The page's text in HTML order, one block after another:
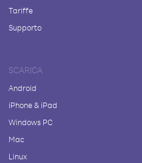
Tariffe
Supporto
SCARICA
Android
iPhone & iPad
Windows PC
Mac
Linux